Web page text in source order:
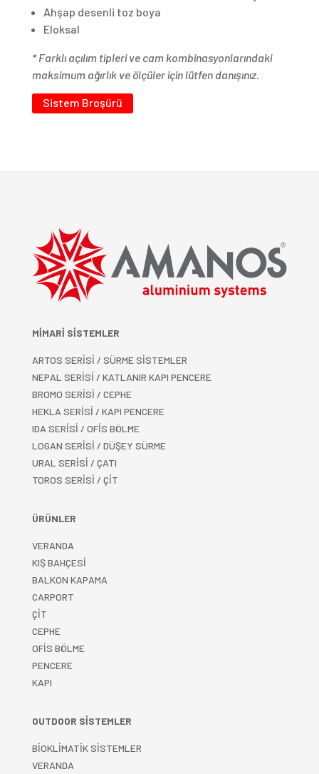
Ahşap desenli toz boya
Eloksal
* Farklı açılım tipleri ve cam kombinasyonlarındaki
maksimum ağırlık ve ölçüler için lütfen danışınız.
Sistem Broşürü
MİMARİ SİSTEMLER
ARTOS SERİSİ / SÜRME SİSTEMLER
NEPAL SERİSİ / KATLANIR KAPI PENCERE
BROMO SERİSİ / CEPHE
HEKLA SERİSİ / KAPI PENCERE
IDA SERİSİ / OFİS BÖLME
LOGAN SERİSİ / DÜŞEY SÜRME
URAL SERİSİ / ÇATI
TOROS SERİSİ / ÇİT
ÜRÜNLER
VERANDA
KIŞ BAHÇESİ
BALKON KAPAMA
CARPORT
ÇİT
CEPHE
OFİS BÖLME
PENCERE
KAPI
OUTDOOR SİSTEMLER
BİOKLİMATİK SİSTEMLER
VERANDA